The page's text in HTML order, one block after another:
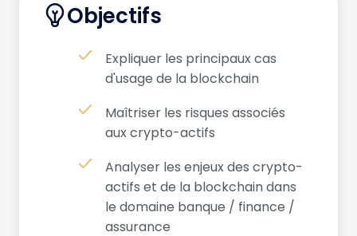
Objectifs
Expliquer les principaux cas
d'usage de la blockchain
Maîtriser les risques associés
aux crypto-actifs
Analyser les enjeux des crypto-
actifs et de la blockchain dans
le domaine banque / finance /
assurance